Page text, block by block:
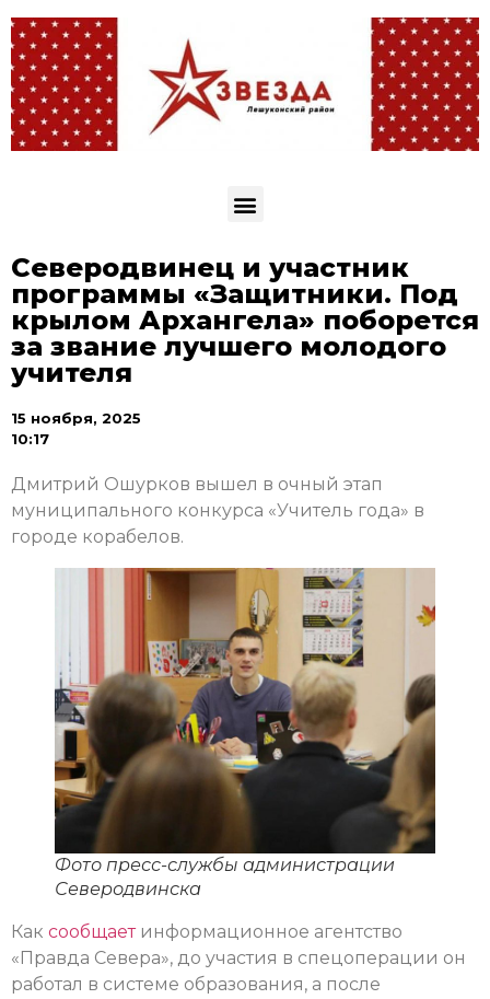
Северодвинец и участник
программы «Защитники. Под
крылом Архангела» поборется
за звание лучшего молодого
учителя
15 ноября, 2025
10:17
Дмитрий Ошурков вышел в очный этап
муниципального конкурса «Учитель года» в
городе корабелов.
Фото пресс-службы администрации
Северодвинска
Как сообщает информационное агентство
«Правда Севера», до участия в спецоперации он
работал в системе образования, а после